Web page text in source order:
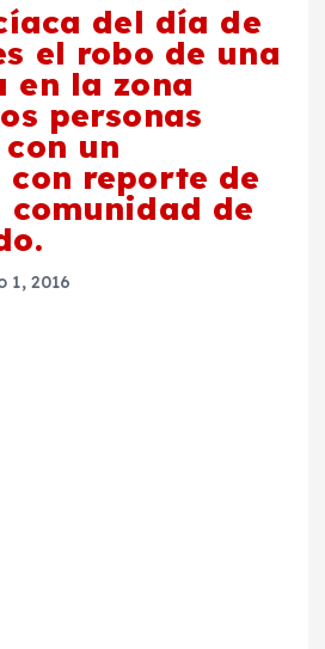
del día de
el robo de una
en la zona
personas
un
reporte de
comunidad de
1, 2016